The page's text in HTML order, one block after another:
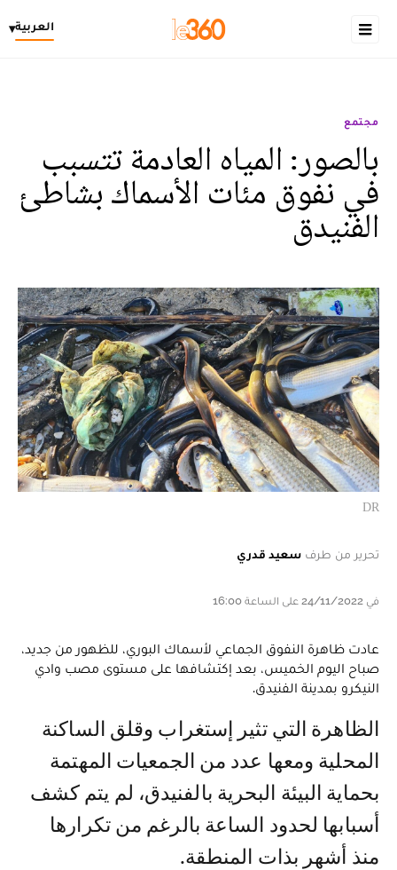
العربية▾
مجتمع
بالصور: المياه العادمة تتسبب
في نفوق مئات الأسماك بشاطئ
الفنيدق
DR
تحرير من طرف سعيد قدري
في 24/11/2022 على الساعة 16:00
عادت ظاهرة النفوق الجماعي لأسماك البوري، للظهور من جديد،
صباح اليوم الخميس، بعد إكتشافها على مستوى مصب وادي
النيكرو بمدينة الفنيدق.
المحلية ومعها عدد من الجمعيات المهتمة
بحماية البيئة البحرية بالفنيدق، لم يتم كشف
أسبابها لحدود الساعة بالرغم من تكرارها
منذ أشهر بذات المنطقة.